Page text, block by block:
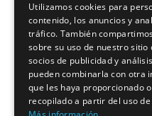
Nahúm Martín:
ganas”
05 Dic 2020
Utilizamos cookies para
contenido, los anuncios y
tráfico. También
sobre su uso de nuestro sitio
socios de publicidad y
pueden combinarla con otra
que les haya proporcionado
recopilado a partir del uso